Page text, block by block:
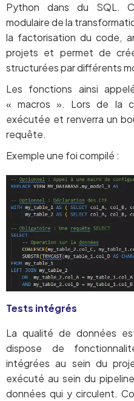
Python dans du SQL.
modulaire de la
la factorisation du code,
projets et permet de
structurées par différents
Les fonctions ainsi
« macros ». Lors de la
exécutée et renverra un
requête.
Exemple une foi compilé :
Tests intégrés
La qualité de données
dispose de
intégrées au sein du
exécuté au sein du
données qui y circulent.